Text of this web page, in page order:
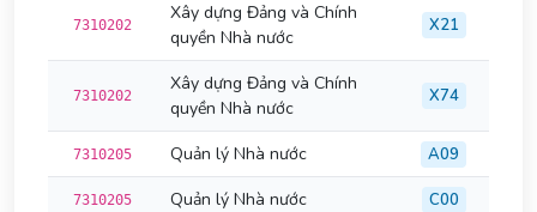
7310202
Xây dựng Đảng và Chính
quyền Nhà nước
X21
7310202
Xây dựng Đảng và Chính
quyền Nhà nước
X74
7310205 Quản lý Nhà nước A09
7310205 Quản lý Nhà nước C00